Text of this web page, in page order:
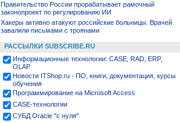
Правительство России прорабатывает рамочный
законопроект по регулированию ИИ
Хакеры активно атакуют российские больницы. Врачей
завалили письмами с троянами
РАССЫЛКИ SUBSCRIBE.RU
Информационные технологии: CASE, RAD, ERP,
OLAP
Новости ITShop.ru - ПО, книги, документация, курсы
обучения
Программирование на Microsoft Access
CASE-технологии
СУБД Oracle "с нуля"